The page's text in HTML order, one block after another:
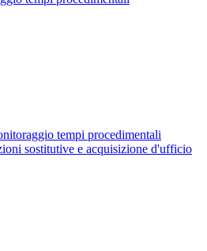
tempi procedimentali
sostitutive e acquisizione d'ufficio